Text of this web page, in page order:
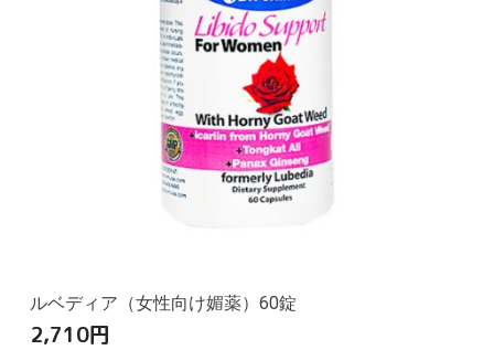
ルベディア（女性向け媚薬）60錠
2,710円